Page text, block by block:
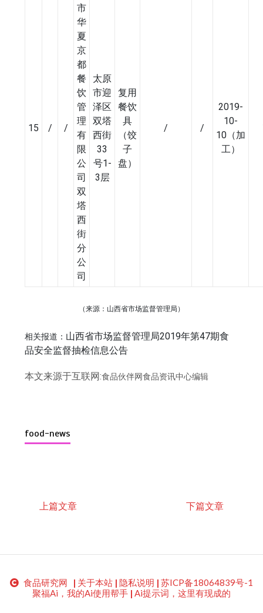
15 / /
市
华
夏
京
都
餐
饮
管
理
有
限
公
司
双
塔
西
街
分
公
司
太原
市迎
泽区
双塔
西街
33
号1-
3层
复用
餐饮
具
（饺
子
盘）
/ /
2019-
10-
10（加
工）
（来源：山西省市场监督管理局）
相关报道： 山西省市场监督管理局2019年第47期食
品安全监督抽检信息公告
本文来源于互联网:食品伙伴网食品资讯中心编辑
food-news
上篇文章 下篇文章
食品研究网 | 关于本站 | 隐私说明 | 苏ICP备18064839号-1
聚福Ai，我的Ai使用帮手 | Ai提示词，这里有现成的